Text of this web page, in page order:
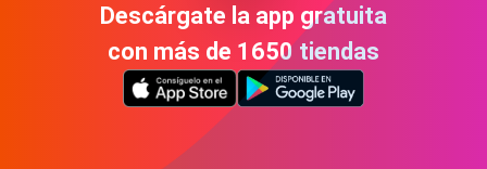
Descárgate la app gratuita
con más de 1650 tiendas